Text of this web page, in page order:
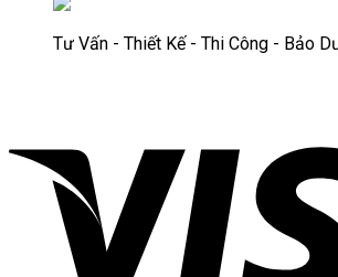
Tư Vấn - Thiết Kế - Thi Công - Bảo